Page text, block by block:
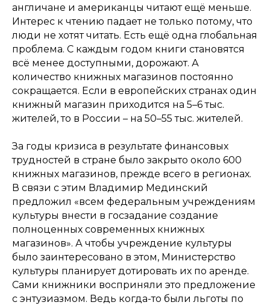
англичане и американцы читают ещё меньше.
Интерес к чтению падает не только потому, что
люди не хотят читать. Есть ещё одна глобальная
проблема. С каждым годом книги становятся
всё менее доступными, дорожают. А
количество книжных магазинов постоянно
сокращается. Если в европейских странах один
книжный магазин приходится на 5–6 тыс.
жителей, то в России – на 50–55 тыс. жителей.
За годы кризиса в результате финансовых
трудностей в стране было закрыто около 600
книжных магазинов, прежде всего в регионах.
В связи с этим Владимир Мединский
предложил «всем федеральным учреждениям
культуры внести в госзадание создание
полноценных современных книжных
магазинов». А чтобы учреждение культуры
было заинтересовано в этом, Министерство
культуры планирует дотировать их по аренде.
Сами книжники восприняли это предложение
с энтузиазмом. Ведь когда-то были льготы по